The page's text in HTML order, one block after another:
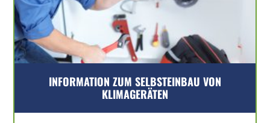
INFORMATION ZUM SELBSTEINBAU VON
KLIMAGERÄTEN